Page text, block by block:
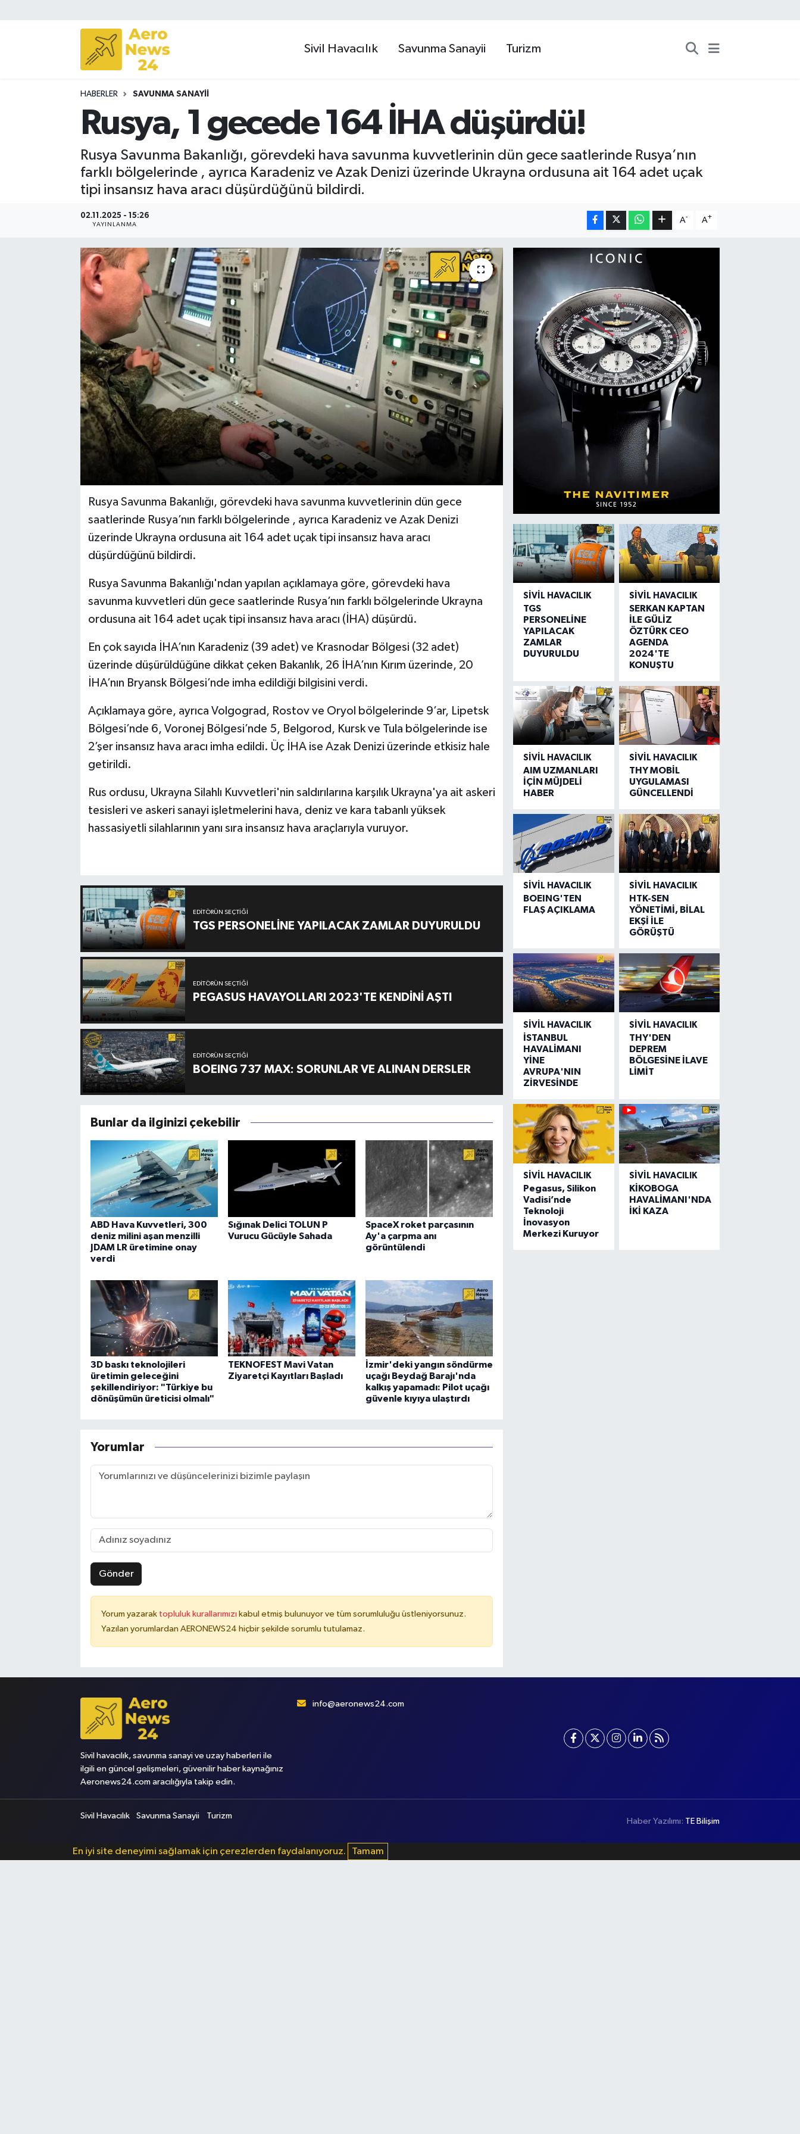
Sivil Havacılık Savunma Sanayii Turizm
HABERLER SAVUNMA SANAYII
Rusya, 1 gecede 164 İHA düşürdü!
Rusya Savunma Bakanlığı, görevdeki hava savunma kuvvetlerinin dün gece saatlerinde Rusya’nın
farklı bölgelerinde , ayrıca Karadeniz ve Azak Denizi üzerinde Ukrayna ordusuna ait 164 adet uçak
tipi insansız hava aracı düşürdüğünü bildirdi.
02.11.2025 - 15:26
YAYINLANMA
A- A+
Rusya Savunma Bakanlığı, görevdeki hava savunma kuvvetlerinin dün gece
saatlerinde Rusya’nın farklı bölgelerinde , ayrıca Karadeniz ve Azak Denizi
üzerinde Ukrayna ordusuna ait 164 adet uçak tipi insansız hava aracı
düşürdüğünü bildirdi.
Rusya Savunma Bakanlığı'ndan yapılan açıklamaya göre, görevdeki hava
savunma kuvvetleri dün gece saatlerinde Rusya’nın farklı bölgelerinde Ukrayna
ordusuna ait 164 adet uçak tipi insansız hava aracı (İHA) düşürdü.
En çok sayıda İHA’nın Karadeniz (39 adet) ve Krasnodar Bölgesi (32 adet)
üzerinde düşürüldüğüne dikkat çeken Bakanlık, 26 İHA’nın Kırım üzerinde, 20
İHA’nın Bryansk Bölgesi’nde imha edildiği bilgisini verdi.
Açıklamaya göre, ayrıca Volgograd, Rostov ve Oryol bölgelerinde 9’ar, Lipetsk
Bölgesi’nde 6, Voronej Bölgesi’nde 5, Belgorod, Kursk ve Tula bölgelerinde ise
2’şer insansız hava aracı imha edildi. Üç İHA ise Azak Denizi üzerinde etkisiz hale
getirildi.
Rus ordusu, Ukrayna Silahlı Kuvvetleri'nin saldırılarına karşılık Ukrayna'ya ait askeri
tesisleri ve askeri sanayi işletmelerini hava, deniz ve kara tabanlı yüksek
hassasiyetli silahlarının yanı sıra insansız hava araçlarıyla vuruyor.
EDITÖRÜN SEÇTIĞI
TGS PERSONELİNE YAPILACAK ZAMLAR DUYURULDU
EDITÖRÜN SEÇTIĞI
PEGASUS HAVAYOLLARI 2023'TE KENDİNİ AŞTI
EDITÖRÜN SEÇTIĞI
BOEING 737 MAX: SORUNLAR VE ALINAN DERSLER
Bunlar da ilginizi çekebilir
ABD Hava Kuvvetleri, 300
deniz milini aşan menzilli
JDAM LR üretimine onay
verdi
Sığınak Delici TOLUN P
Vurucu Gücüyle Sahada
SpaceX roket parçasının
Ay'a çarpma anı
görüntülendi
3D baskı teknolojileri
üretimin geleceğini
şekillendiriyor: "Türkiye bu
dönüşümün üreticisi olmalı"
TEKNOFEST Mavi Vatan
Ziyaretçi Kayıtları Başladı
İzmir'deki yangın söndürme
uçağı Beydağ Barajı'nda
kalkış yapamadı: Pilot uçağı
güvenle kıyıya ulaştırdı
Yorumlar
Gönder
Yorum yazarak topluluk kurallarımızı kabul etmiş bulunuyor ve tüm sorumluluğu üstleniyorsunuz.
Yazılan yorumlardan AERONEWS24 hiçbir şekilde sorumlu tutulamaz.
SIVIL HAVACILIK
TGS
PERSONELİNE
YAPILACAK
ZAMLAR
DUYURULDU
SIVIL HAVACILIK
SERKAN KAPTAN
İLE GÜLİZ
ÖZTÜRK CEO
AGENDA
2024'TE
KONUŞTU
SIVIL HAVACILIK
AIM UZMANLARI
İÇİN MÜJDELİ
HABER
SIVIL HAVACILIK
THY MOBİL
UYGULAMASI
GÜNCELLENDİ
SIVIL HAVACILIK
BOEING'TEN
FLAŞ AÇIKLAMA
SIVIL HAVACILIK
HTK-SEN
YÖNETİMİ, BİLAL
EKŞİ İLE
GÖRÜŞTÜ
SIVIL HAVACILIK
İSTANBUL
HAVALİMANI
YİNE
AVRUPA'NIN
ZİRVESİNDE
SIVIL HAVACILIK
THY'DEN
DEPREM
BÖLGESİNE İLAVE
LİMİT
SIVIL HAVACILIK
Pegasus, Silikon
Vadisi’nde
Teknoloji
İnovasyon
Merkezi Kuruyor
SIVIL HAVACILIK
KİKOBOGA
HAVALİMANI'NDA
İKİ KAZA
Sivil havacılık, savunma sanayi ve uzay haberleri ile
ilgili en güncel gelişmeleri, güvenilir haber kaynağınız
Aeronews24.com aracılığıyla takip edin.
info@aeronews24.com
Sivil Havacılık Savunma Sanayii Turizm
Haber Yazılımı: TE Bilişim
En iyi site deneyimi sağlamak için çerezlerden faydalanıyoruz. Tamam
Sivil Havacılık